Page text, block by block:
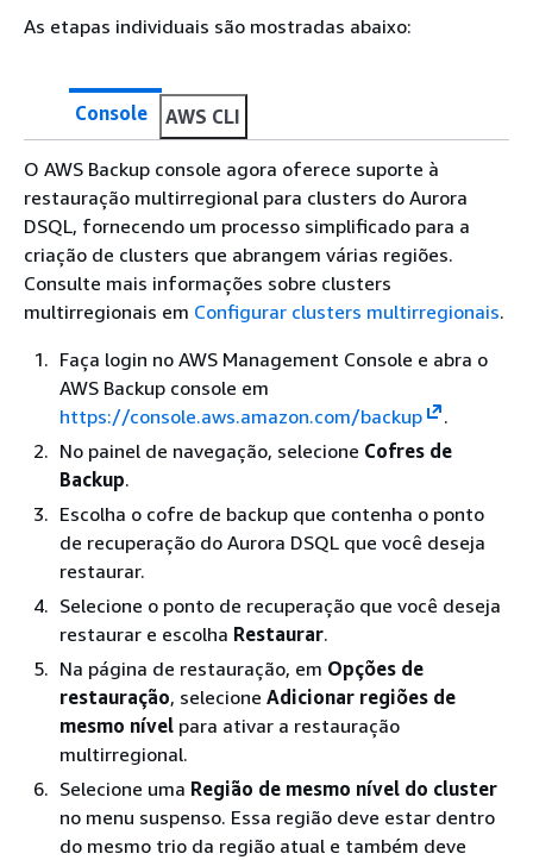
As etapas individuais são mostradas abaixo:
Console AWS CLI
O AWS Backup console agora oferece suporte à
restauração multirregional para clusters do Aurora
DSQL, fornecendo um processo simplificado para a
criação de clusters que abrangem várias regiões.
Consulte mais informações sobre clusters
multirregionais em Configurar clusters multirregionais.
Faça login no AWS Management Console e abra o
AWS Backup console em
https://console.aws.amazon.com/backup
.
No painel de navegação, selecione Cofres de
Backup.
Escolha o cofre de backup que contenha o ponto
de recuperação do Aurora DSQL que você deseja
restaurar.
Selecione o ponto de recuperação que você deseja
restaurar e escolha Restaurar.
Na página de restauração, em Opções de
restauração, selecione Adicionar regiões de
mesmo nível para ativar a restauração
multirregional.
Selecione uma Região de mesmo nível do cluster
no menu suspenso. Essa região deve estar dentro
do mesmo trio da região atual e também deve